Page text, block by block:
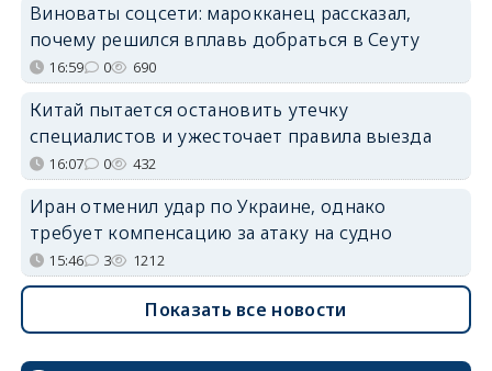
Виноваты соцсети: марокканец рассказал,
почему решился вплавь добраться в Сеуту
16:59 0 690
Китай пытается остановить утечку
специалистов и ужесточает правила выезда
16:07 0 432
Иран отменил удар по Украине, однако
требует компенсацию за атаку на судно
15:46 3 1212
Показать все новости